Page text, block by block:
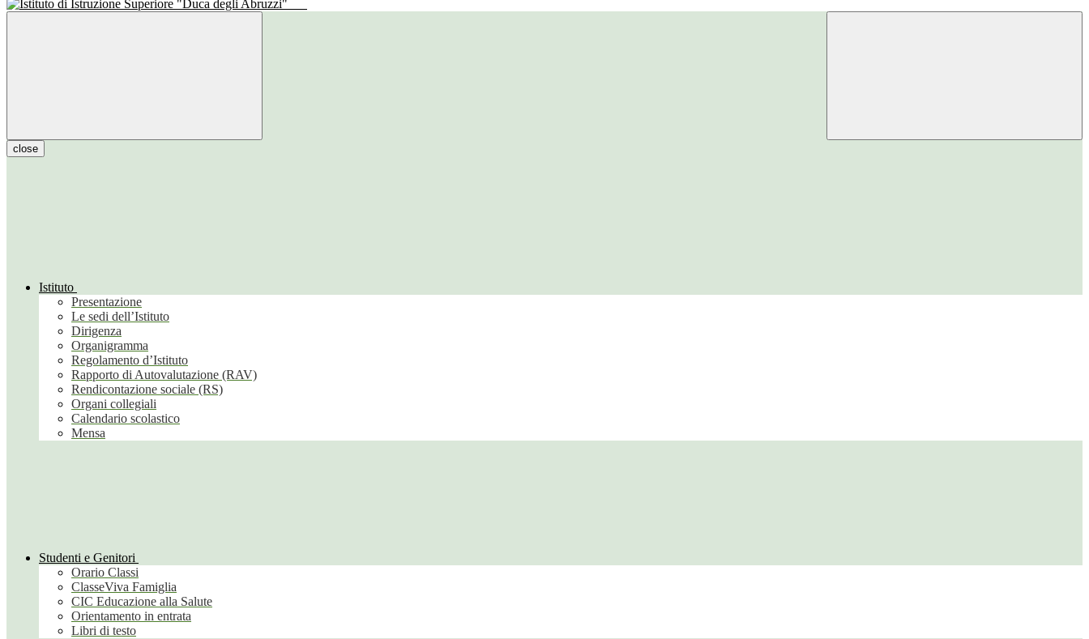
close
Istituto
Presentazione
Le sedi dell’Istituto
Dirigenza
Organigramma
Regolamento d’Istituto
Rapporto di Autovalutazione (RAV)
Rendicontazione sociale (RS)
Organi collegiali
Calendario scolastico
Mensa
Studenti e Genitori
Orario Classi
ClasseViva Famiglia
CIC Educazione alla Salute
Orientamento in entrata
Libri di testo